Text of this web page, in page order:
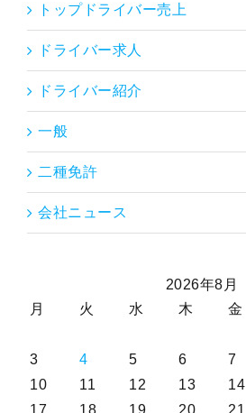
トップドライバー売上
ドライバー求人
ドライバー紹介
一般
二種免許
会社ニュース
2026年8月
月
火 水 木 金
3
4 5 6 7
10
11 12 13 14
17
18 19 20 21